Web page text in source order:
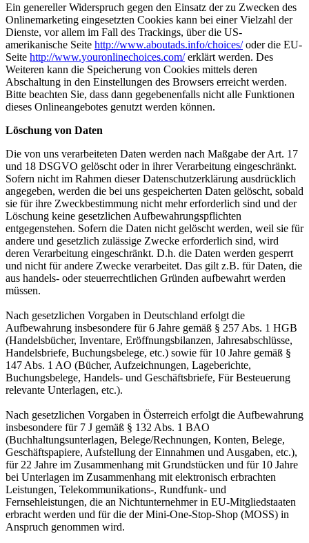
Ein genereller Widerspruch gegen den Einsatz der zu Zwecken des
Onlinemarketing eingesetzten Cookies kann bei einer Vielzahl der
Dienste, vor allem im Fall des Trackings, über die US-
amerikanische Seite http://www.aboutads.info/choices/oder die EU-
Seite http://www.youronlinechoices.com/erklärt werden. Des
Weiteren kann die Speicherung von Cookies mittels deren
Abschaltung in den Einstellungen des Browsers erreicht werden.
Bitte beachten Sie, dass dann gegebenenfalls nicht alle Funktionen
dieses Onlineangebotes genutzt werden können.
Löschung von Daten
Die von uns verarbeiteten Daten werden nach Maßgabe der Art. 17
und 18 DSGVO gelöscht oder in ihrer Verarbeitung eingeschränkt.
Sofern nicht im Rahmen dieser Datenschutzerklärung ausdrücklich
angegeben, werden die bei uns gespeicherten Daten gelöscht, sobald
sie für ihre Zweckbestimmung nicht mehr erforderlich sind und der
Löschung keine gesetzlichen Aufbewahrungspflichten
entgegenstehen. Sofern die Daten nicht gelöscht werden, weil sie für
andere und gesetzlich zulässige Zwecke erforderlich sind, wird
deren Verarbeitung eingeschränkt. D.h. die Daten werden gesperrt
und nicht für andere Zwecke verarbeitet. Das gilt z.B. für Daten, die
aus handels- oder steuerrechtlichen Gründen aufbewahrt werden
müssen.
Nach gesetzlichen Vorgaben in Deutschland erfolgt die
Aufbewahrung insbesondere für 6 Jahre gemäß § 257 Abs. 1 HGB
(Handelsbücher, Inventare, Eröffnungsbilanzen, Jahresabschlüsse,
Handelsbriefe, Buchungsbelege, etc.) sowie für 10 Jahre gemäß §
147 Abs. 1 AO (Bücher, Aufzeichnungen, Lageberichte,
Buchungsbelege, Handels- und Geschäftsbriefe, Für Besteuerung
relevante Unterlagen, etc.).
Nach gesetzlichen Vorgaben in Österreich erfolgt die Aufbewahrung
insbesondere für 7 J gemäß § 132 Abs. 1 BAO
(Buchhaltungsunterlagen, Belege/Rechnungen, Konten, Belege,
Geschäftspapiere, Aufstellung der Einnahmen und Ausgaben, etc.),
für 22 Jahre im Zusammenhang mit Grundstücken und für 10 Jahre
bei Unterlagen im Zusammenhang mit elektronisch erbrachten
Leistungen, Telekommunikations-, Rundfunk- und
Fernsehleistungen, die an Nichtunternehmer in EU-Mitgliedstaaten
erbracht werden und für die der Mini-One-Stop-Shop (MOSS) in
Anspruch genommen wird.